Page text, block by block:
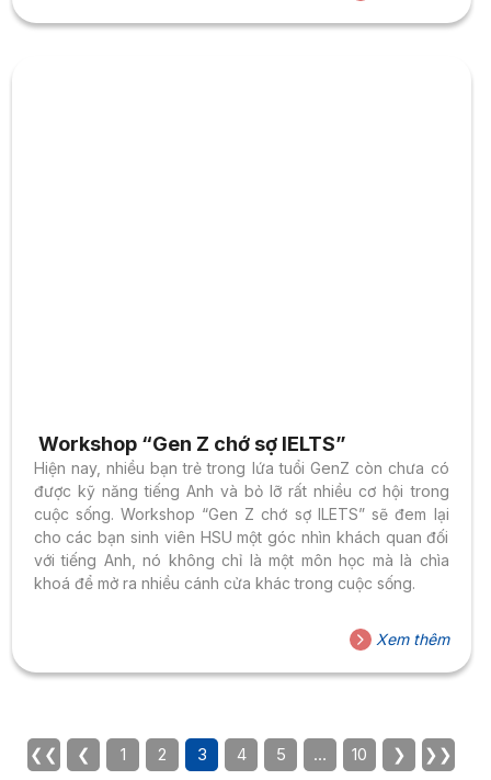
Workshop “Gen Z chớ sợ IELTS”
Hiện nay, nhiều bạn trẻ trong lứa tuổi GenZ còn chưa có
được kỹ năng tiếng Anh và bỏ lỡ rất nhiều cơ hội trong
cuộc sống. Workshop “Gen Z chớ sợ ILETS” sẽ đem lại
cho các bạn sinh viên HSU một góc nhìn khách quan đối
với tiếng Anh, nó không chỉ là một môn học mà là chìa
khoá để mở ra nhiều cánh cửa khác trong cuộc sống.
Xem thêm
❮❮ ❮ 1 2 3 4 5 … 10 ❯ ❯❯